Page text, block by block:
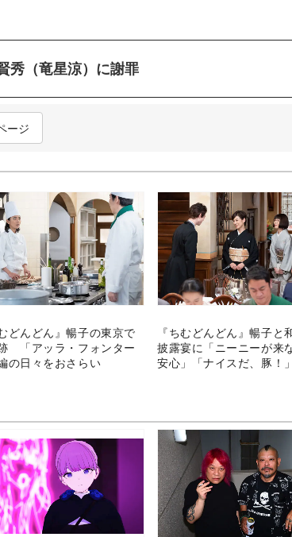
秀（竜星涼）に謝罪
ージ
どんどん』暢子の東京で
「アッラ・フォンター
の日々をおさらい
『ちむどんどん』暢子と
披露宴に「ニーニーが来
安心」「ナイスだ、豚！」